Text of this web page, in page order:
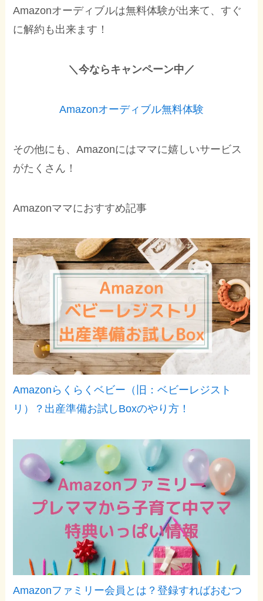
Amazonオーディブルは無料体験が出来て、すぐ
に解約も出来ます！
＼今ならキャンペーン中／
Amazonオーディブル無料体験
その他にも、Amazonにはママに嬉しいサービス
がたくさん！
Amazonママにおすすめ記事
Amazonらくらくベビー（旧：ベビーレジスト
リ）？出産準備お試しBoxのやり方！
Amazonファミリー会員とは？登録すればおむつ